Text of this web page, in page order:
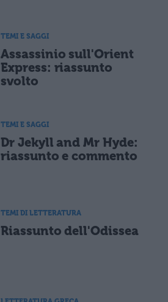
TEMI E SAGGI
Assassinio sull'Orient
Express: riassunto
svolto
TEMI E SAGGI
Dr Jekyll and Mr Hyde:
riassunto e commento
TEMI DI LETTERATURA
Riassunto dell'Odissea